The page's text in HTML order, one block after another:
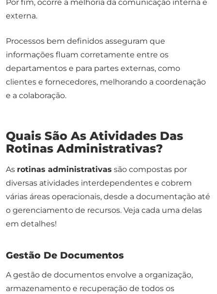
Por fim, ocorre a melhoria da comunicação interna e
externa.
Processos bem definidos asseguram que
informações fluam corretamente entre os
departamentos e para partes externas, como
clientes e fornecedores, melhorando a coordenação
e a colaboração.
Quais São As Atividades Das
Rotinas Administrativas?
As rotinas administrativas são compostas por
diversas atividades interdependentes e cobrem
várias áreas operacionais, desde a documentação até
o gerenciamento de recursos. Veja cada uma delas
em detalhes!
Gestão De Documentos
A gestão de documentos envolve a organização,
armazenamento e recuperação de todos os